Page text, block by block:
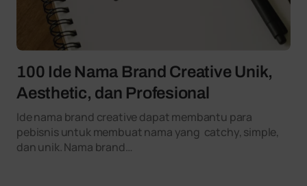
100 Ide Nama Brand Creative Unik,
Aesthetic, dan Profesional
Ide nama brand creative dapat membantu para
pebisnis untuk membuat nama yang catchy, simple,
dan unik. Nama brand…